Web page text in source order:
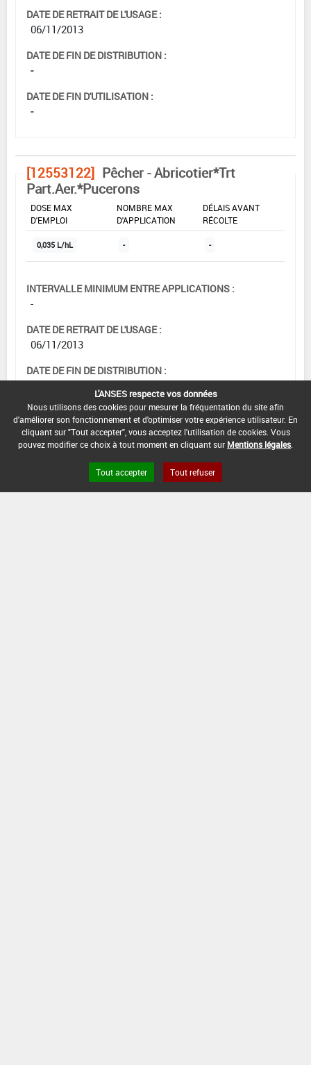
DATE DE RETRAIT DE L'USAGE :
06/11/2013
DATE DE FIN DE DISTRIBUTION :
-
DATE DE FIN D'UTILISATION :
-
[12553122] Pêcher - Abricotier*Trt
Part.Aer.*Pucerons
DOSE MAX
D'EMPLOI
NOMBRE MAX
D'APPLICATION
DÉLAIS AVANT
RÉCOLTE
0,035 L/hL - -
INTERVALLE MINIMUM ENTRE APPLICATIONS :
-
DATE DE RETRAIT DE L'USAGE :
06/11/2013
DATE DE FIN DE DISTRIBUTION :
DATE DE FIN D'UTILISATION :
-
[17303108] Rosier*Trt Part.Aer.*Pucerons
L'ANSES respecte vos données
Nous utilisons des cookies pour mesurer la fréquentation du site afin
d'améliorer son fonctionnement et d'optimiser votre expérience utilisateur. En
cliquant sur "Tout accepter", vous acceptez l'utilisation de cookies. Vous
pouvez modifier ce choix à tout moment en cliquant sur Mentions légales
Tout accepter Tout refuser